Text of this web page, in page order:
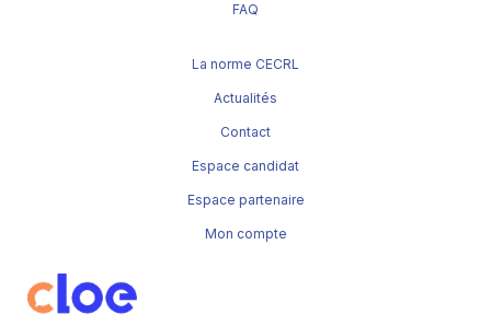
FAQ
La norme CECRL
Actualités
Contact
Espace candidat
Espace partenaire
Mon compte